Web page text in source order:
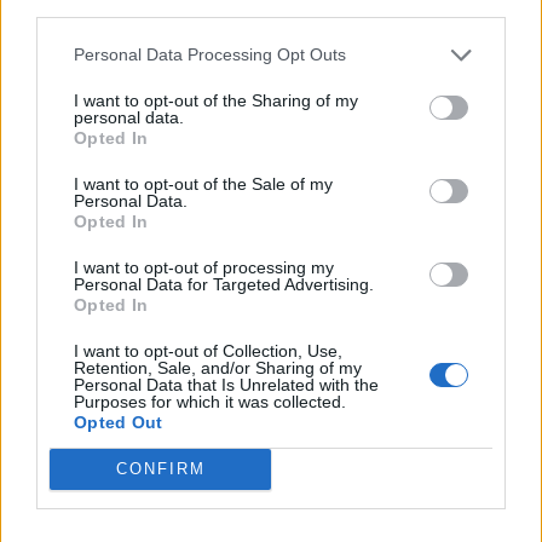
Personal Data Processing Opt Outs
I want to opt-out of the Sharing of my
personal data.
Opted In
I want to opt-out of the Sale of my
Personal Data.
Opted In
I want to opt-out of processing my
Personal Data for Targeted Advertising.
Opted In
I want to opt-out of Collection, Use,
Retention, Sale, and/or Sharing of my
Personal Data that Is Unrelated with the
Purposes for which it was collected.
Opted Out
CONFIRM
Facebook
Twitter
Tags:ΨΕΥΤΟΓΙΑΤΡΟΣ